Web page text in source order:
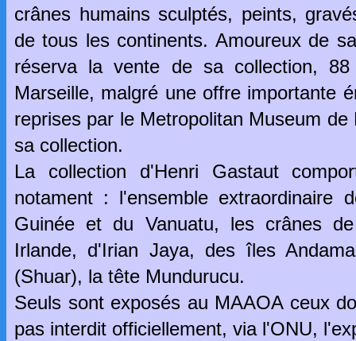
crânes humains sculptés, peints,
de tous les continents. Amoureux de
réserva la vente de sa collection,
Marseille, malgré une offre importante
reprises par le Metropolitan Museum
sa collection.
La collection d'Henri Gastaut
notament : l'ensemble extraordinaire
Guinée et du Vanuatu, les crânes
Irlande, d'Irian Jaya, des îles
(Shuar), la tête Mundurucu.
Seuls sont exposés au MAAOA ceux
pas interdit officiellement, via l'ONU,